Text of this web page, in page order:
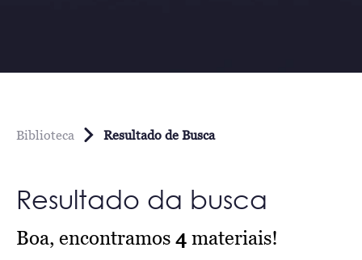
Biblioteca Resultado de Busca
Resultado da busca
Boa, encontramos 4 materiais!